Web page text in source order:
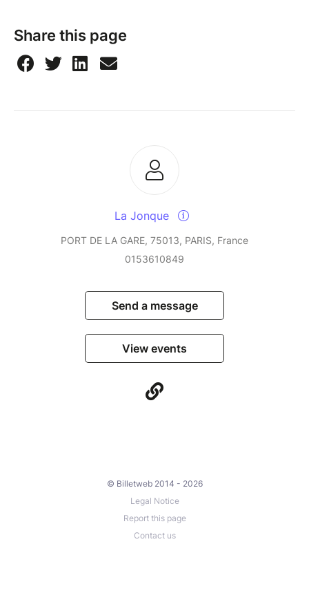
Share this page
La Jonque
PORT DE LA GARE, 75013, PARIS, France
0153610849
Send a message
View events
© Billetweb 2014 - 2026
Legal Notice
Report this page
Contact us